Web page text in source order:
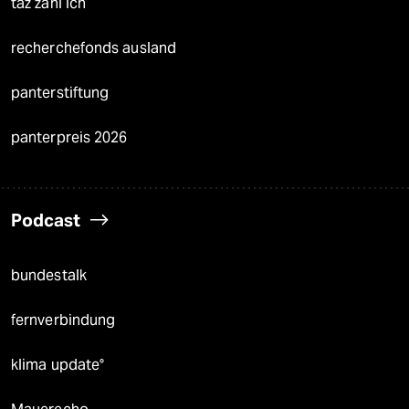
recherchefonds ausland
panterstiftung
panterpreis 2026
Podcast
bundestalk
fernverbindung
klima update°